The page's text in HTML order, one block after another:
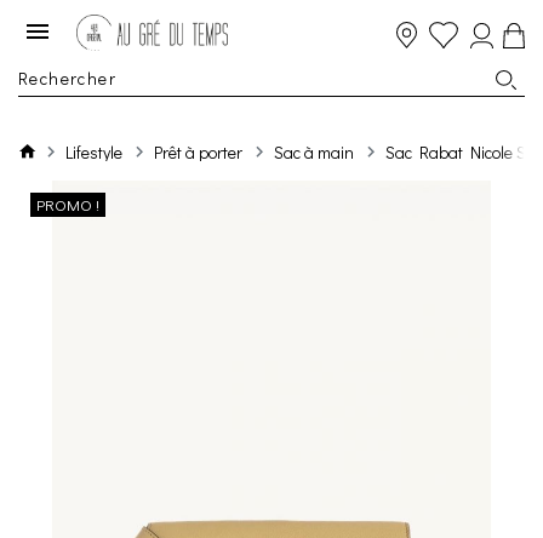
Lifestyle Prêt à porter Sac à main Sac Rabat Nicole
PROMO !